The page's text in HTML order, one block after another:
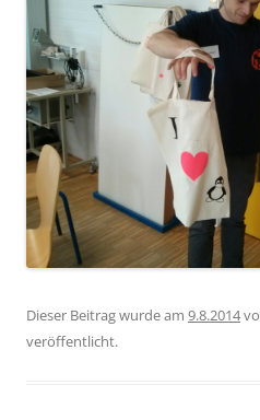
Dieser Beitrag wurde am 9.8.2014
veröffentlicht.